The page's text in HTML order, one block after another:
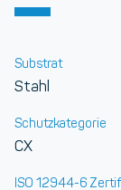
Substrat
Stahl
Schutzkategorie
CX
ISO 12944-6